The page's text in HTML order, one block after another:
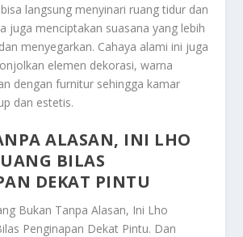
langsung menyinari ruang tidur dan
juga menciptakan suasana yang lebih
menyegarkan. Cahaya alami ini juga
elemen dekorasi, warna
dengan furnitur sehingga kamar
dan estetis.
ALASAN, INI LHO
BILAS
DEKAT PINTU
Bukan Tanpa Alasan, Ini Lho
Penginapan Dekat Pintu. Dan